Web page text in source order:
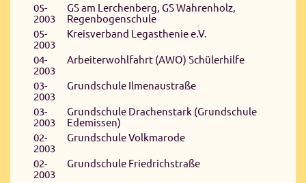
05-
2003
GS am Lerchenberg, GS Wahrenholz,
Regenbogenschule
05-
2003
Kreisverband Legasthenie e.V.
04-
2003
Arbeiterwohlfahrt (AWO) Schülerhilfe
03-
2003
Grundschule Ilmenaustraße
03-
2003
Grundschule Drachenstark (Grundschule
Edemissen)
02-
2003
Grundschule Volkmarode
02-
2003
Grundschule Friedrichstraße